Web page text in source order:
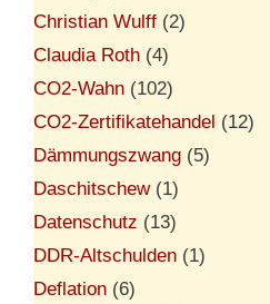
Christian Wulff (2)
Claudia Roth (4)
CO2-Wahn (102)
CO2-Zertifikatehandel (12)
Dämmungszwang (5)
Daschitschew(1)
Datenschutz (13)
DDR-Altschulden (1)
Deflation (6)